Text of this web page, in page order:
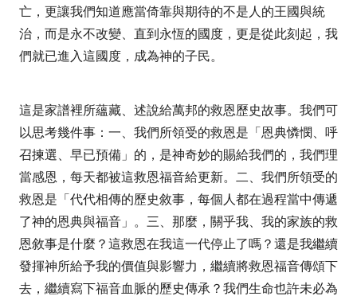
亡，更讓我們知道應當倚靠與期待的不是人的王國與統
治，而是永不改變、直到永恆的國度，更是從此刻起，我
們就已進入這國度，成為神的子民。
這是家譜裡所蘊藏、述說給萬邦的救恩歷史故事。我們可
以思考幾件事：一、我們所領受的救恩是「恩典憐憫、呼
召揀選、早已預備」的，是神奇妙的賜給我們的，我們理
當感恩，每天都被這救恩福音給更新。二、我們所領受的
救恩是「代代相傳的歷史敘事，每個人都在過程當中傳遞
了神的恩典與福音」。三、那麼，關乎我、我的家族的救
恩敘事是什麼？這救恩在我這一代停止了嗎？還是我繼續
發揮神所給予我的價值與影響力，繼續將救恩福音傳頌下
去，繼續寫下福音血脈的歷史傳承？我們生命也許未必為